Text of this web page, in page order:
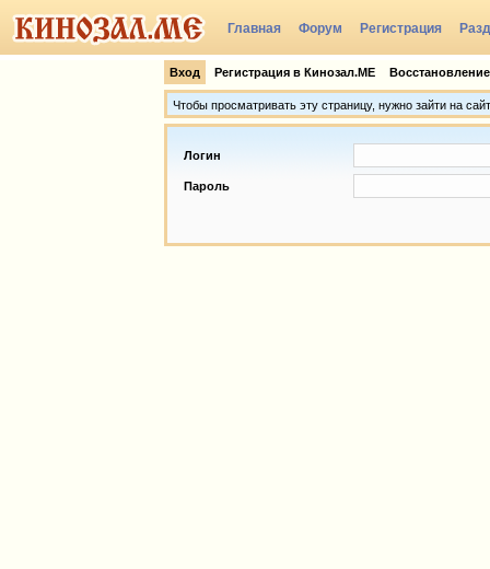
Главная Форум Регистрация
Вход Регистрация в Кинозал.МЕ
Чтобы просматривать эту страницу, нужно зайти на сайт
Логин
Пароль